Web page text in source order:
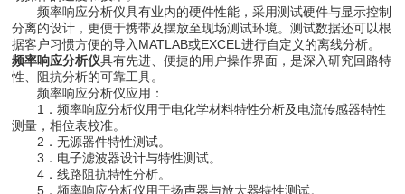
频率响应分析仪具有业内的硬件性能，采用测试硬件与显示控制
分离的设计，更便于携带及摆放至现场测试环境。测试数据还可以根
据客户习惯方便的导入MATLAB或EXCEL进行自定义的离线分析。
频率响应分析仪具有先进、便捷的用户操作界面，是深入研究回路特
性、阻抗分析的可靠工具。
频率响应分析仪应用：
1．频率响应分析仪用于电化学材料特性分析及电流传感器特性
测量，相位表校准。
2．无源器件特性测试。
3．电子滤波器设计与特性测试。
4．线路阻抗特性分析。
5．频率响应分析仪用于扬声器与放大器特性测试。